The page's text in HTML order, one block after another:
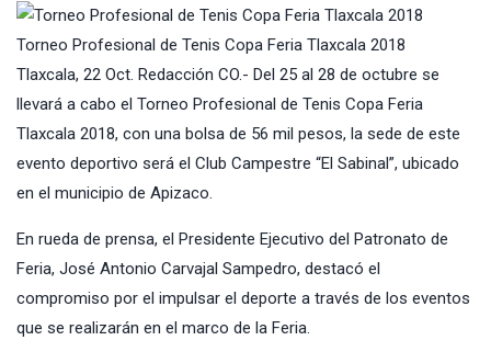
Torneo Profesional de Tenis Copa Feria Tlaxcala 2018
Tlaxcala, 22 Oct. Redacción CO.- Del 25 al 28 de octubre se
llevará a cabo el Torneo Profesional de Tenis Copa Feria
Tlaxcala 2018, con una bolsa de 56 mil pesos, la sede de este
evento deportivo será el Club Campestre “El Sabinal”, ubicado
en el municipio de Apizaco.
En rueda de prensa, el Presidente Ejecutivo del Patronato de
Feria, José Antonio Carvajal Sampedro, destacó el
compromiso por el impulsar el deporte a través de los eventos
que se realizarán en el marco de la Feria.